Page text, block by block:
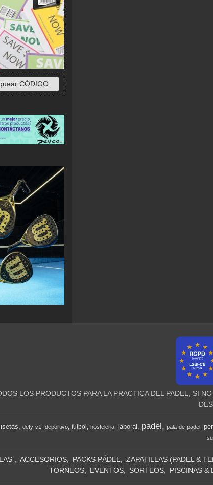
LOS PRODUCTOS PARA LA PRACTICA DEL PADEL, SI
defy-v1 deportivo futbol hosteleria laboral padel pala-de-padel
ACCESORIOS PACKS PÁDEL ZAPATILLAS (PADEL &
TORNEOS
EVENTOS SORTEOS PISCINAS &